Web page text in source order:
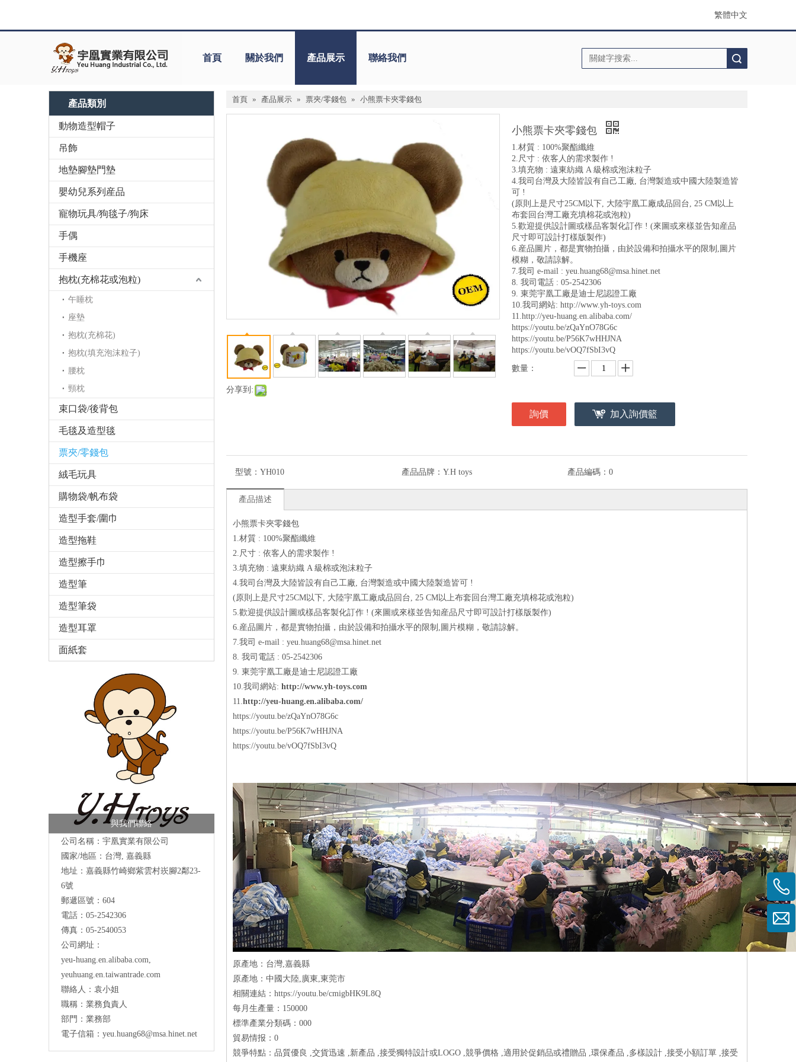
繁體中文
首頁 關於我們 產品展示 聯絡我們
產品類別
動物造型帽子
吊飾
地墊腳墊門墊
嬰幼兒系列産品
寵物玩具/狗毯子/狗床
手偶
手機座
抱枕(充棉花或泡粒)
午睡枕
座墊
抱枕(充棉花)
抱枕(填充泡沫粒子)
腰枕
頸枕
束口袋/後背包
毛毯及造型毯
票夾/零錢包
絨毛玩具
購物袋/帆布袋
造型手套/圍巾
造型拖鞋
造型擦手巾
造型筆
造型筆袋
造型耳罩
面紙套
與我們聯絡
公司名稱：宇凰實業有限公司
國家/地區：台灣, 嘉義縣
地址： 嘉義縣竹崎鄉紫雲村崁腳2鄰23-
6號
郵遞區號：604
電話：05-2542306
傳真：05-2540053
公司網址：
yeu-huang.en.alibaba.com,
yeuhuang.en.taiwantrade.com
聯絡人：袁小姐
職稱：業務負責人
部門：業務部
電子信箱： yeu.huang68@msa.hinet.net
首頁 » 產品展示 » 票夾/零錢包 » 小熊票卡夾零錢包
分享到:
小熊票卡夾零錢包
1.材質 : 100%聚酯纖維
2.尺寸 : 依客人的需求製作 !
3.填充物 : 遠東紡織 A 級棉或泡沫粒子
4.我司台灣及大陸皆設有自己工廠, 台灣製造或中國大陸製造皆
可 !
(原則上是尺寸25CM以下, 大陸宇凰工廠成品回台, 25 CM以上
布套回台灣工廠充填棉花或泡粒)
5.歡迎提供設計圖或樣品客製化訂作 ! (來圖或來樣並告知産品
尺寸即可設計打樣版製作)
6.産品圖片，都是實物拍攝，由於設備和拍攝水平的限制,圖片
模糊，敬請諒解。
7.我司 e-mail : yeu.huang68@msa.hinet.net
8. 我司電話 : 05-2542306
9. 東莞宇凰工廠是迪士尼認證工廠
10.我司網站: http://www.yh-toys.com
11.http://yeu-huang.en.alibaba.com/
https://youtu.be/zQaYnO78G6c
https://youtu.be/P56K7wHHJNA
https://youtu.be/vOQ7fSbI3vQ
數量：
詢價 加入詢價籃
型號： YH010 產品品牌： Y.H toys 產品編碼： 0
產品描述
小熊票卡夾零錢包
1.材質 : 100%聚酯纖維
2.尺寸 : 依客人的需求製作 !
3.填充物 : 遠東紡織 A 級棉或泡沫粒子
4.我司台灣及大陸皆設有自己工廠, 台灣製造或中國大陸製造皆可 !
(原則上是尺寸25CM以下, 大陸宇凰工廠成品回台, 25 CM以上布套回台灣工廠充填棉花或泡粒)
5.歡迎提供設計圖或樣品客製化訂作 ! (來圖或來樣並告知産品尺寸即可設計打樣版製作)
6.産品圖片，都是實物拍攝，由於設備和拍攝水平的限制,圖片模糊，敬請諒解。
7.我司 e-mail : yeu.huang68@msa.hinet.net
8. 我司電話 : 05-2542306
9. 東莞宇凰工廠是迪士尼認證工廠
10.我司網站: http://www.yh-toys.com
11.http://yeu-huang.en.alibaba.com/
https://youtu.be/zQaYnO78G6c
https://youtu.be/P56K7wHHJNA
https://youtu.be/vOQ7fSbI3vQ
原產地：台灣,嘉義縣
原產地：中國大陸,廣東,東莞市
相關連結：https://youtu.be/cmigbHK9L8Q
每月生產量：150000
標準產業分類碼：000
貿易情报：0
競爭特點：品質優良 ,交貨迅速 ,新產品 ,接受獨特設計或LOGO ,競爭價格 ,適用於促銷品或禮贈品 ,環保產品 ,多樣設計 ,接受小額訂單 ,接受